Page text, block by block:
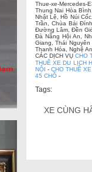
Thue-xe-Mercedes-
Thung Nai Hòa
Nhật Lệ, Hồ Núi
Trần, Chùa Bái
Đường Lâm, Đền
Đà Nẵng Hội An,
Giang, Thái
Thanh Hóa, Nghệ
CÁC DỊCH VỤ CHO
THUÊ XE DU LỊCH
NỘI - CHO THUÊ
45 CHỖ-
Tags:
XE CÙNG